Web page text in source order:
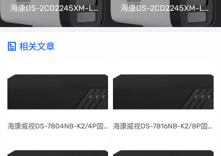
海康DS-2CD2245XM-LGLSE(8mm)V5.7.10_220607升级程序 海康DS-2CD2245XM-LGLSE(6mm)(SMBG)V5.7.10_220607升级程序
相关文章
​海康威视DS-7804NB-K2/4P固件升级包V4.30.097build240401 ​海康威视DS-7816NB-K2/8P固件升级包V4.30.097build240401